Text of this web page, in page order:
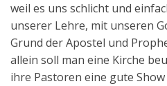
weil es uns schlicht und
unserer Lehre, mit unseren
Grund der Apostel und
allein soll man eine Kirche
ihre Pastoren eine gute